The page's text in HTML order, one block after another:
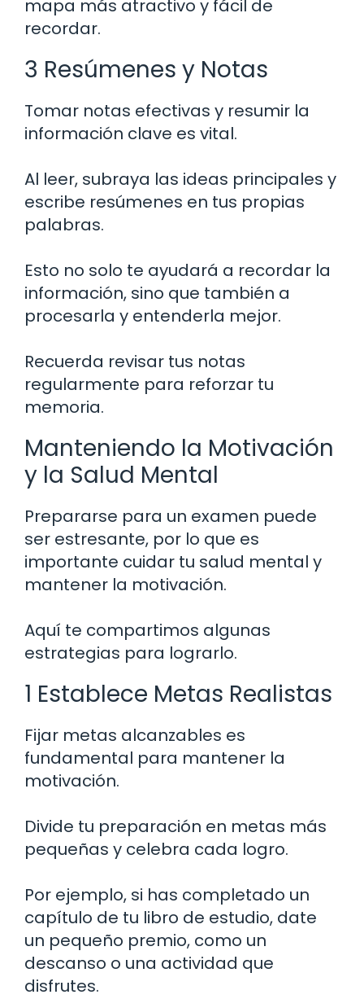
mapa más atractivo y fácil de
recordar.
3 Resúmenes y Notas
Tomar notas efectivas y resumir la
información clave es vital.
Al leer, subraya las ideas principales y
escribe resúmenes en tus propias
palabras.
Esto no solo te ayudará a recordar la
información, sino que también a
procesarla y entenderla mejor.
Recuerda revisar tus notas
regularmente para reforzar tu
memoria.
Manteniendo la Motivación
y la Salud Mental
Prepararse para un examen puede
ser estresante, por lo que es
importante cuidar tu salud mental y
mantener la motivación.
Aquí te compartimos algunas
estrategias para lograrlo.
1 Establece Metas Realistas
Fijar metas alcanzables es
fundamental para mantener la
motivación.
Divide tu preparación en metas más
pequeñas y celebra cada logro.
Por ejemplo, si has completado un
capítulo de tu libro de estudio, date
un pequeño premio, como un
descanso o una actividad que
disfrutes.